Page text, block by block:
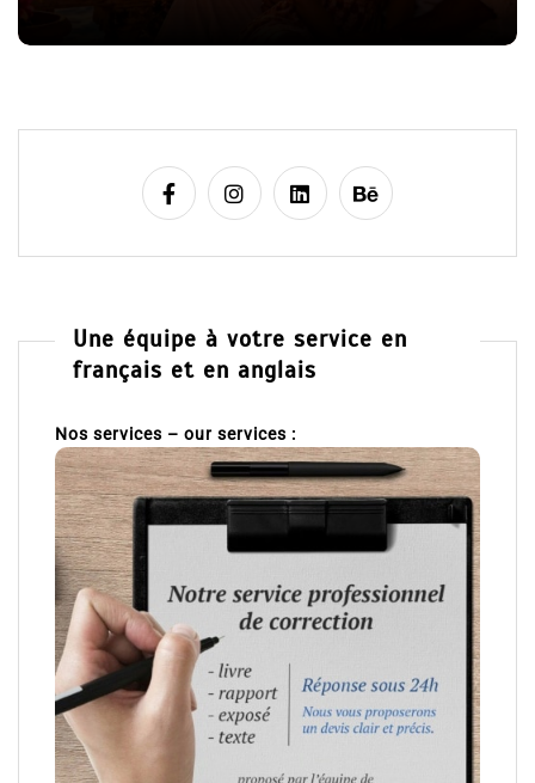
e
Une équipe à votre service en
français et en anglais
Nos services – our services :